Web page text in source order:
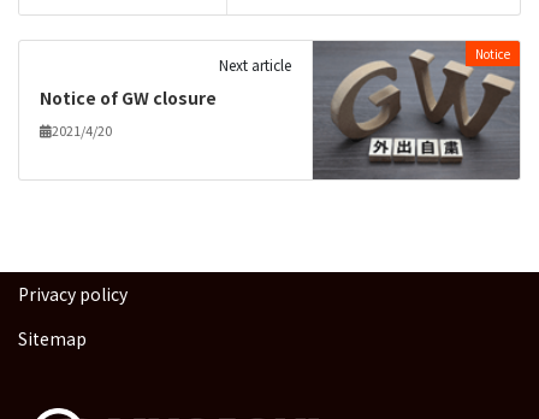
Notice
Next article
Notice of GW closure
2021/4/20
Privacy policy
Sitemap